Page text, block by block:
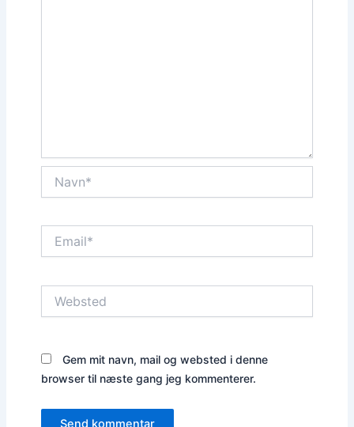
Gem mit navn, mail og websted i denne
browser til næste gang jeg kommenterer.